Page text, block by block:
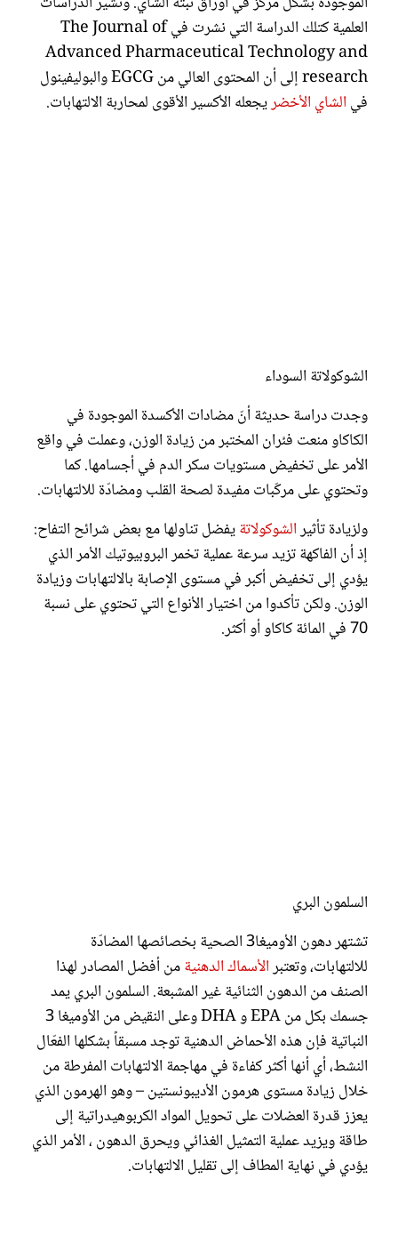
العلمية كتلك الدراسة التي نشرت في The Journal of
Advanced Pharmaceutical Technology and
research إلى أن المحتوى العالي من EGCG والبوليفينول
في الشاي الأخضريجعله الأكسير الأقوى لمحاربة الالتهابات.
الشوكولاتة السوداء
وجدت دراسة حديثة أنّ مضادات الأكسدة الموجودة في
الكاكاو منعت فئران المختبر من زيادة الوزن، وعملت في واقع
الأمر على تخفيض مستويات سكر الدم في أجسامها. كما
وتحتوي على مركّبات مفيدة لصحة القلب ومضادّة للالتهابات.
ولزيادة تأثيرالشوكولاتةيفضل تناولها مع بعض شرائح التفاح:
إذ أن الفاكهة تزيد سرعة عملية تخمر البروبيوتيك الأمر الذي
يؤدي إلى تخفيض أكبر في مستوى الإصابة بالالتهابات وزيادة
الوزن. ولكن تأكدوا من اختيار الأنواع التي تحتوي على نسبة
70 في المائة كاكاو أو أكثر.
السلمون البري
تشتهر دهون الأوميغا3 الصحية بخصائصها المضادّة
للالتهابات، وتعتبرالأسماك الدهنيةمن أفضل المصادر لهذا
الصنف من الدهون الثنائية غير المشبعة. السلمون البري يمد
جسمك بكل من EPA و DHA وعلى النقيض من الأوميغا 3
النباتية فإن هذه الأحماض الدهنية توجد مسبقاً بشكلها الفعّال
النشط، أي أنها أكثر كفاءة في مهاجمة الالتهابات المفرطة من
خلال زيادة مستوى هرمون الأديبونستين – وهو الهرمون الذي
يعزز قدرة العضلات على تحويل المواد الكربوهيدراتية إلى
طاقة ويزيد عملية التمثيل الغذائي ويحرق الدهون ، الأمر الذي
يؤدي في نهاية المطاف إلى تقليل الالتهابات.